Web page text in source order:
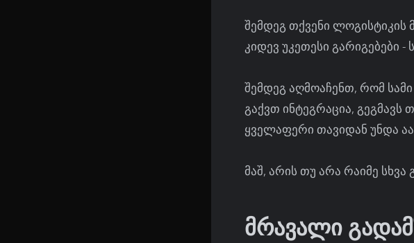
შემდეგ თქვენი ლოგისტიკის
კიდევ უკეთესი გარიგებები
შემდეგ აღმოაჩენთ, რომ
გაქვთ ინტეგრაცია,
ყველაფერი თავიდან უნდა
მაშ, არის თუ არა რაიმე სხვა
მრავალი